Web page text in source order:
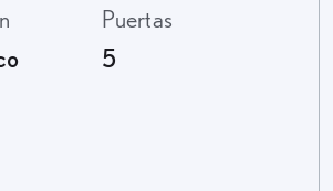
Puertas
5